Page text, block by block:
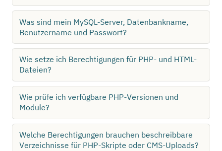
Was sind mein MySQL-Server, Datenbankname,
Benutzername und Passwort?
Wie setze ich Berechtigungen für PHP- und HTML-
Dateien?
Wie prüfe ich verfügbare PHP-Versionen und
Module?
Welche Berechtigungen brauchen beschreibbare
Verzeichnisse für PHP-Skripte oder CMS-Uploads?